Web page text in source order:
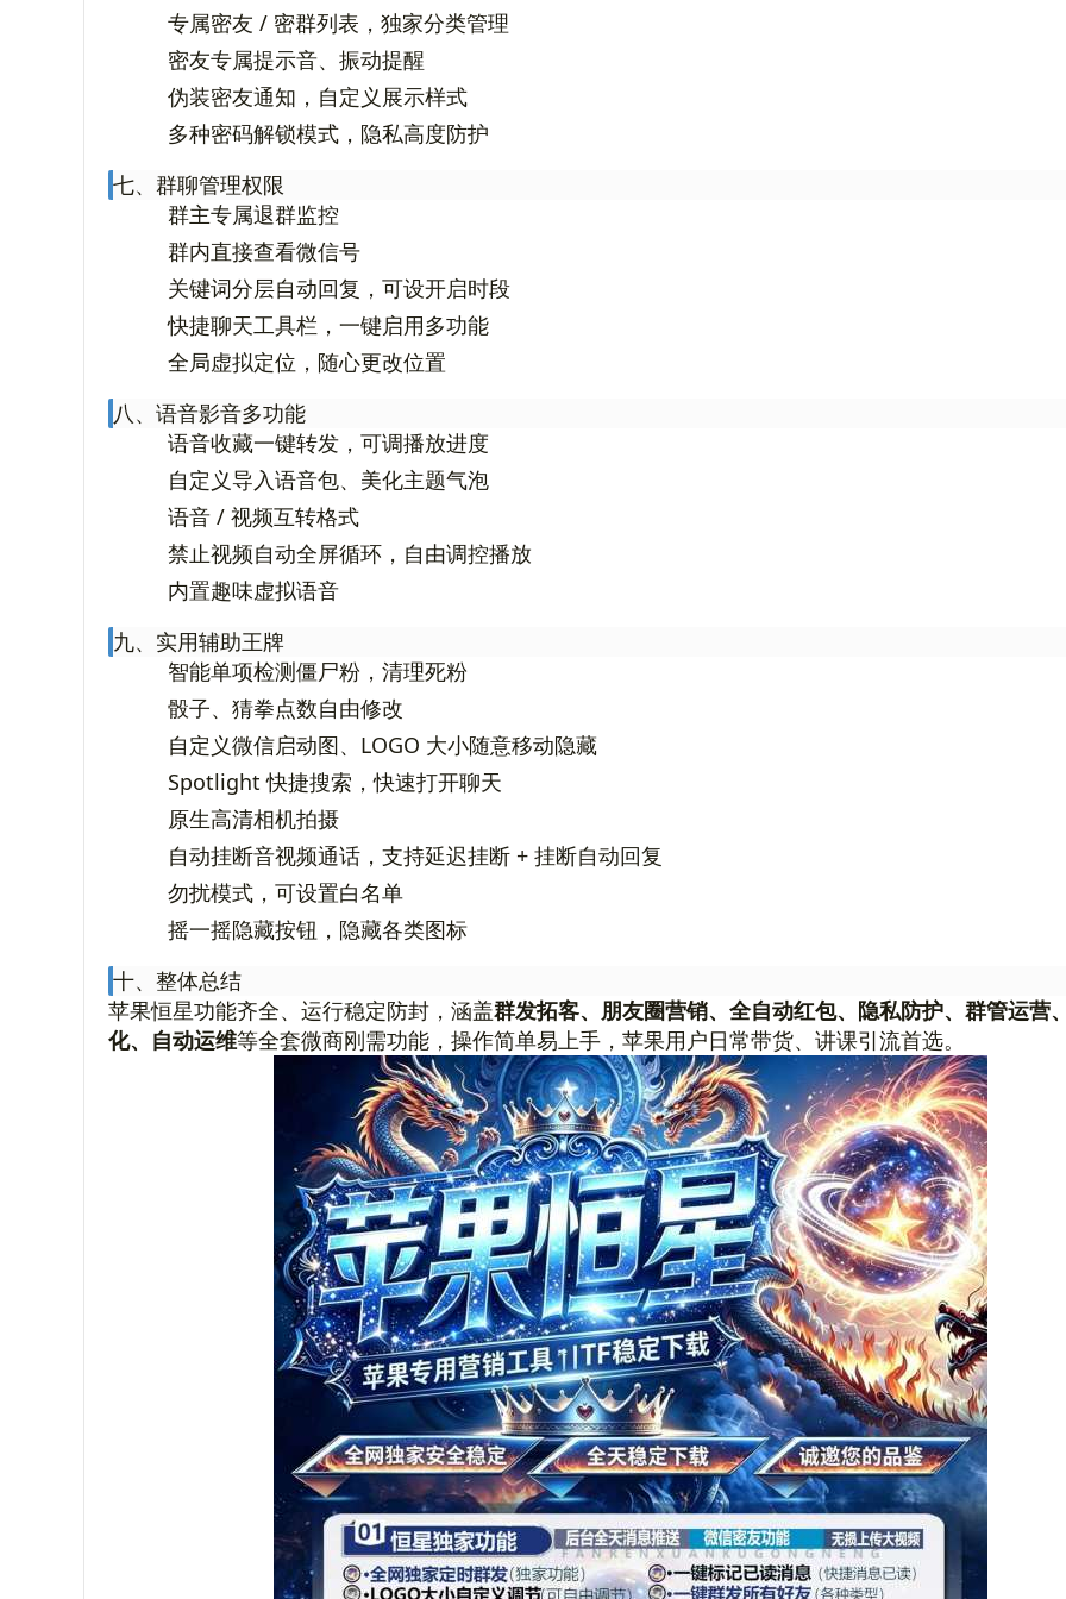
专属密友 / 密群列表，独家分类管理
密友专属提示音、振动提醒
伪装密友通知，自定义展示样式
多种密码解锁模式，隐私高度防护
七、群聊管理权限
群主专属退群监控
群内直接查看微信号
关键词分层自动回复，可设开启时段
快捷聊天工具栏，一键启用多功能
全局虚拟定位，随心更改位置
八、语音影音多功能
语音收藏一键转发，可调播放进度
自定义导入语音包、美化主题气泡
语音 / 视频互转格式
禁止视频自动全屏循环，自由调控播放
内置趣味虚拟语音
九、实用辅助王牌
智能单项检测僵尸粉，清理死粉
骰子、猜拳点数自由修改
自定义微信启动图、LOGO 大小随意移动隐藏
Spotlight 快捷搜索，快速打开聊天
原生高清相机拍摄
自动挂断音视频通话，支持延迟挂断 + 挂断自动回复
勿扰模式，可设置白名单
摇一摇隐藏按钮，隐藏各类图标
十、整体总结
苹果恒星功能齐全、运行稳定防封，涵盖群发拓客、朋友圈营销、全自动红包、隐私防护、群管运营
化、自动运维等全套微商刚需功能，操作简单易上手，苹果用户日常带货、讲课引流首选。